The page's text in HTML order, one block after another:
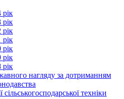
рік
рік
рік
рік
рік
рік
рік
нагляду за дотриманням
сільськогосподарської техніки